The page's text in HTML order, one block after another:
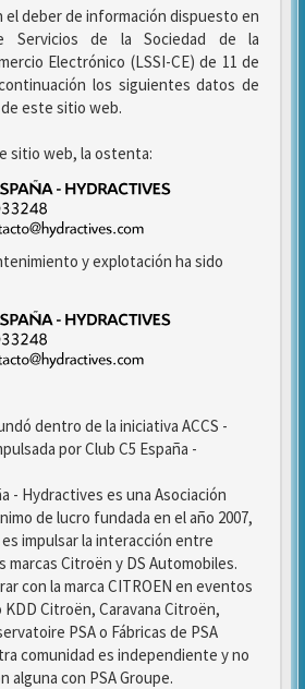
el deber de información dispuesto en
Servicios de la Sociedad de la
Electrónico (LSSI-CE) de 11 de
los siguientes datos de
este sitio web.
sitio web, la ostenta:
y explotación ha sido
dentro de la iniciativa ACCS -
por Club C5 España -
- Hydractives es una Asociación
de lucro fundada en el año 2007,
impulsar la interacción entre
marcas Citroën y DS Automobiles.
con la marca CITROEN en eventos
KDD Citroën, Caravana Citroën,
PSA o Fábricas de PSA
comunidad es independiente y no
alguna con PSA Groupe.